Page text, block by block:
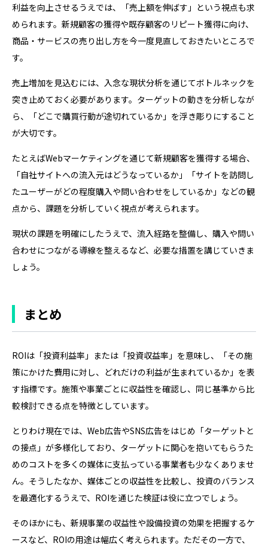
利益を向上させるうえでは、「売上額を伸ばす」という視点も求
められます。新規顧客の獲得や既存顧客のリピート獲得に向け、
商品・サービスの売り出し方を今一度見直しておきたいところで
す。
売上増加を見込むには、入念な現状分析を通じてボトルネックを
突き止めておく必要があります。ターゲットの動きを分析しなが
ら、「どこで購買行動が途切れているか」を浮き彫りにすること
が大切です。
たとえばWebマーケティングを通じて新規顧客を獲得する場合、
「自社サイトへの流入元はどうなっているか」「サイトを訪問し
たユーザーがどの程度購入や問い合わせをしているか」などの観
点から、課題を分析していく視点が考えられます。
現状の課題を明確にしたうえで、流入経路を整備し、購入や問い
合わせにつながる導線を整えるなど、必要な措置を講じていきま
しょう。
まとめ
ROIは「投資利益率」または「投資収益率」を意味し、「その施
策にかけた費用に対し、どれだけの利益が生まれているか」を表
す指標です。施策や事業ごとに収益性を確認し、同じ基準から比
較検討できる点を特徴としています。
とりわけ現在では、Web広告やSNS広告をはじめ「ターゲットと
の接点」が多様化しており、ターゲットに関心を抱いてもらうた
めのコストを多くの媒体に支払っている事業者も少なくありませ
ん。そうしたなか、媒体ごとの収益性を比較し、投資のバランス
を最適化するうえで、ROIを通じた検証は役に立つでしょう。
そのほかにも、新規事業の収益性や設備投資の効果を把握するケ
ースなど、ROIの用途は幅広く考えられます。ただその一方で、